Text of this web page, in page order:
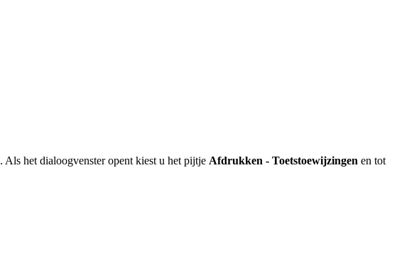
. Als het dialoogvenster opent kiest u het pijtje Afdrukken - Toetstoewijzingen en tot